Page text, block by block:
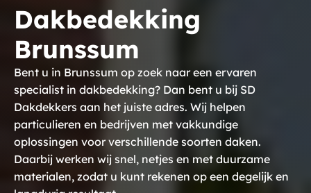
Dakbedekking
Brunssum
Bent u in Brunssum op zoek naar een ervaren
specialist in dakbedekking? Dan bent u bij SD
Dakdekkers aan het juiste adres. Wij helpen
particulieren en bedrijven met vakkundige
oplossingen voor verschillende soorten daken.
Daarbij werken wij snel, netjes en met duurzame
materialen, zodat u kunt rekenen op een degelijk en